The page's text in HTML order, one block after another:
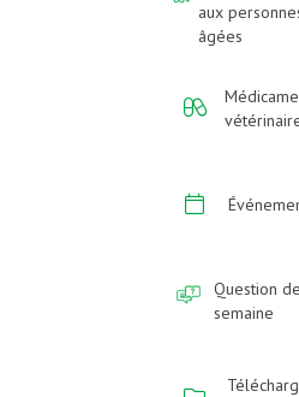
aux
âgées
Question
semaine